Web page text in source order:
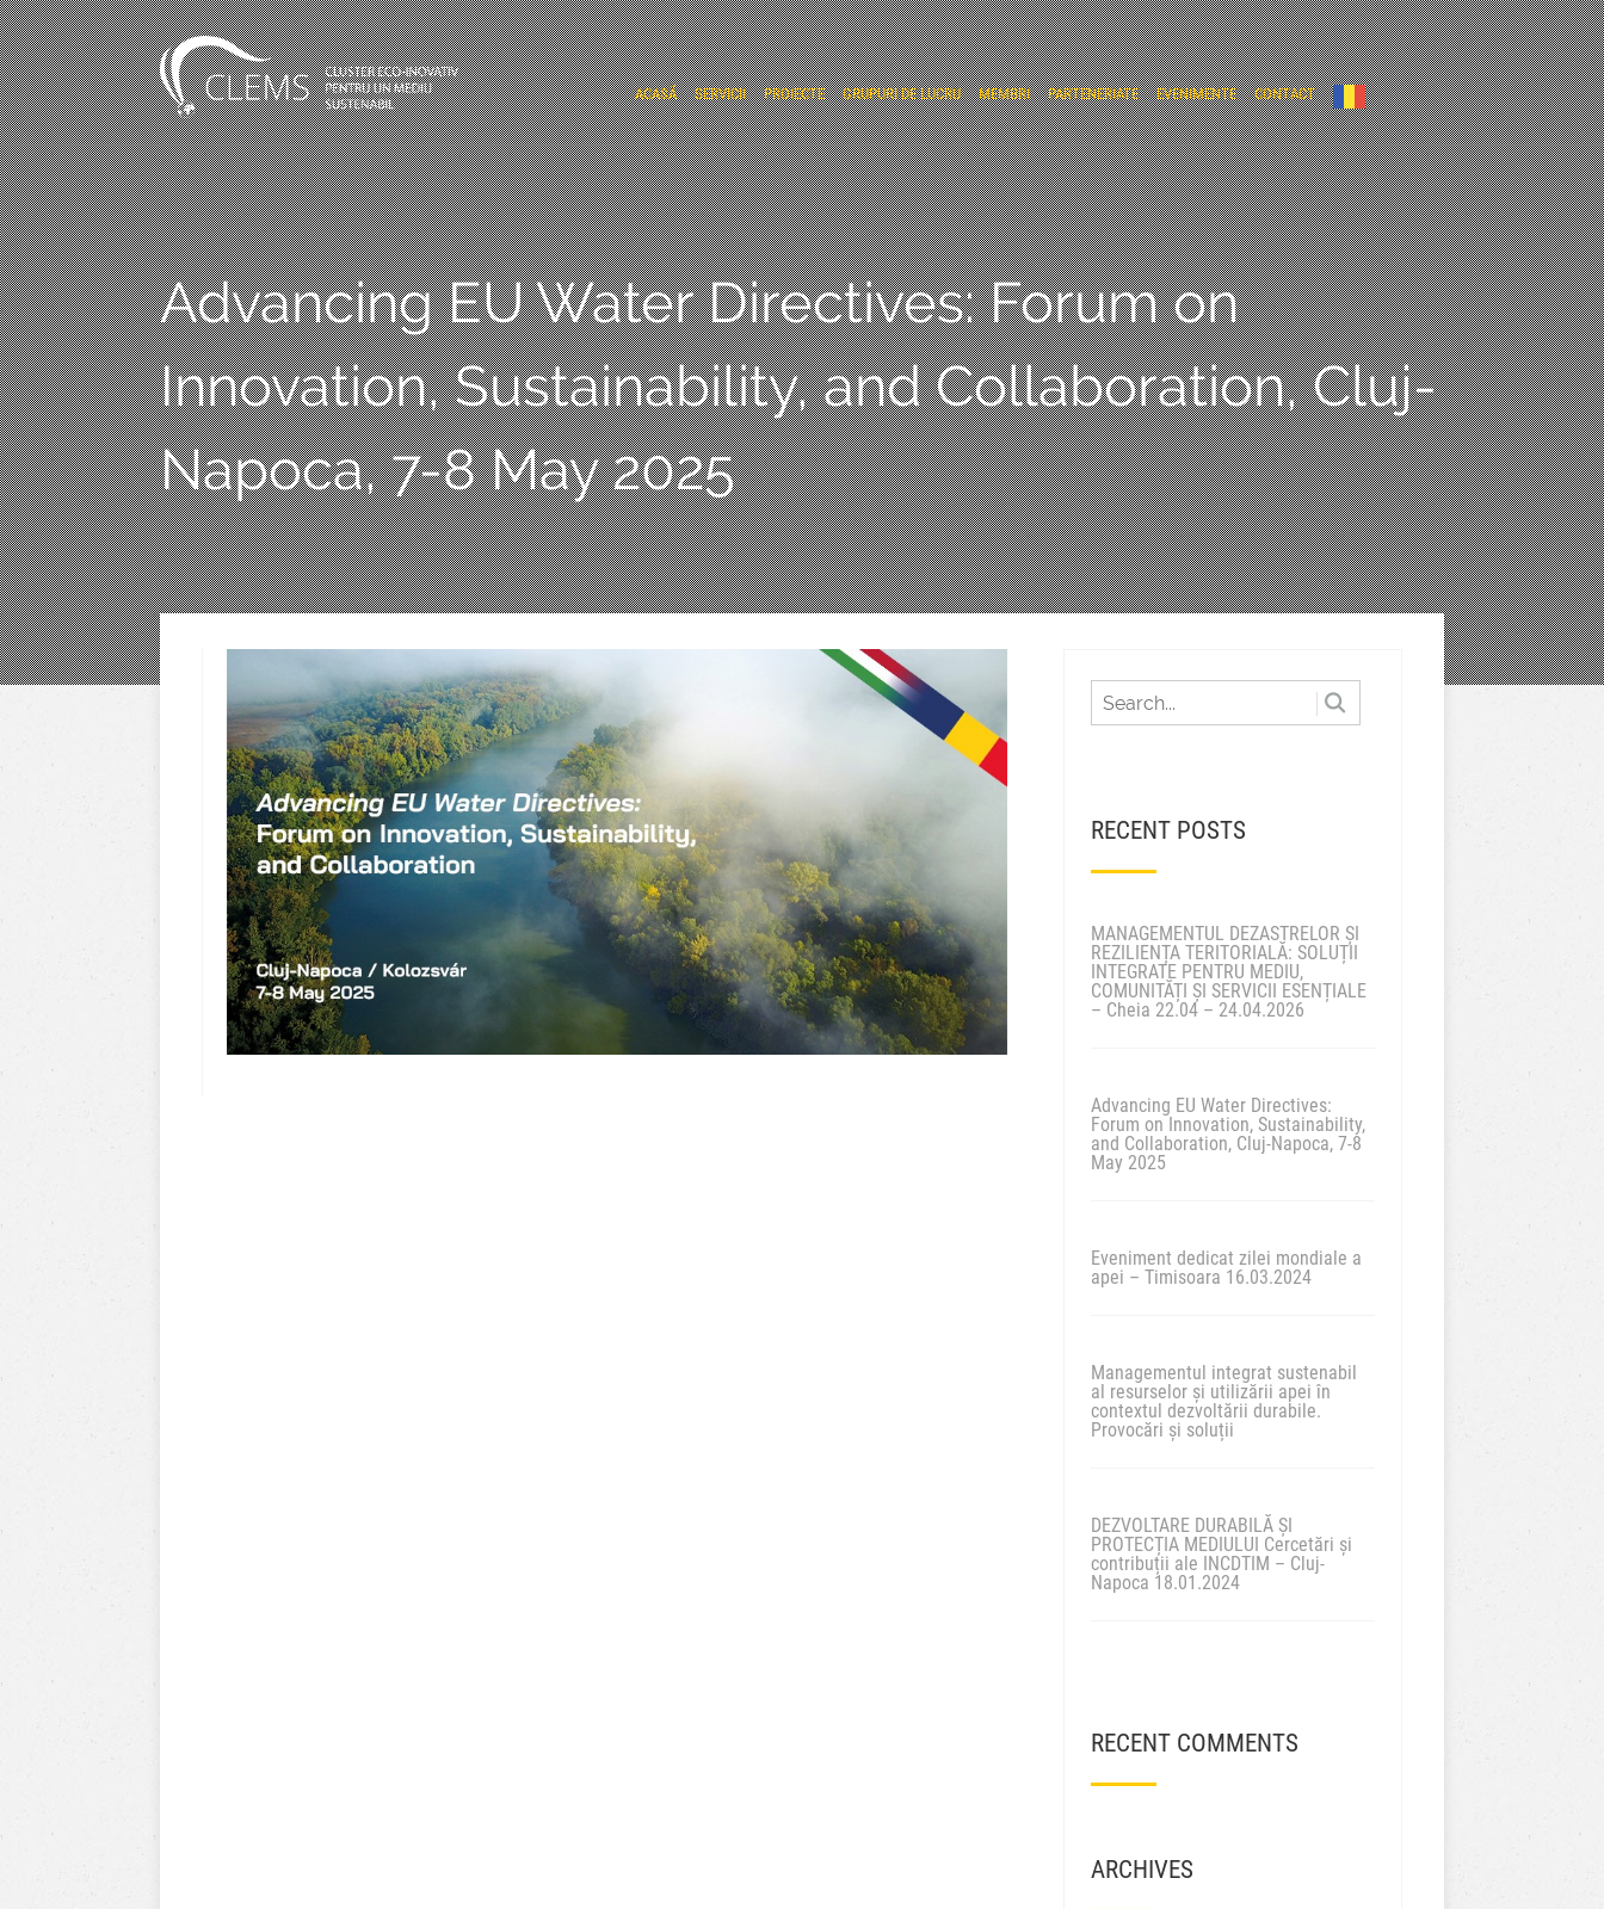
ACASĂ SERVICII PROIECTE GRUPURI DE LUCRU MEMBRI PARTENERIATE EVENIMENTE CONTACT
Advancing EU Water Directives: Forum on
Innovation, Sustainability, and Collaboration, Cluj-
Napoca, 7-8 May 2025
RECENT POSTS
MANAGEMENTUL DEZASTRELOR ȘI
REZILIENȚA TERITORIALĂ: SOLUȚII
INTEGRATE PENTRU MEDIU,
COMUNITĂȚI ȘI SERVICII ESENȚIALE
– Cheia 22.04 – 24.04.2026
Advancing EU Water Directives:
Forum on Innovation, Sustainability,
and Collaboration, Cluj-Napoca, 7-8
May 2025
Eveniment dedicat zilei mondiale a
apei – Timisoara 16.03.2024
Managementul integrat sustenabil
al resurselor și utilizării apei în
contextul dezvoltării durabile.
Provocări și soluții
DEZVOLTARE DURABILĂ ȘI
PROTECȚIA MEDIULUI Cercetări și
contribuții ale INCDTIM – Cluj-
Napoca 18.01.2024
RECENT COMMENTS
ARCHIVES